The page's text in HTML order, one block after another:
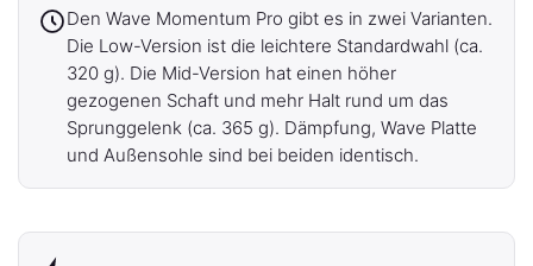
Den Wave Momentum Pro gibt es in zwei Varianten.
Die Low-Version ist die leichtere Standardwahl (ca.
320 g). Die Mid-Version hat einen höher
gezogenen Schaft und mehr Halt rund um das
Sprunggelenk (ca. 365 g). Dämpfung, Wave Platte
und Außensohle sind bei beiden identisch.